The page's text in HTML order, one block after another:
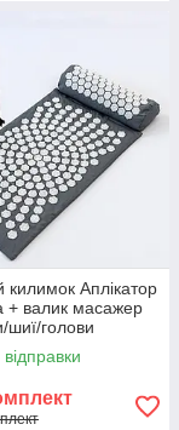
Аплікатор
+ валик масажер
шиї/голови
Sun Mat Eco
білий